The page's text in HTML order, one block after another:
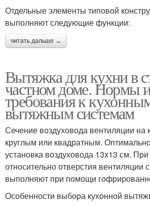
Отдельные элементы типовой
выполняют следующие функции:
читать дальше →
Вытяжка для кухни в
частном доме. Нормы
требования к
вытяжным системам
Сечение воздуховода вентиляции на
круглым или квадратным.
установка воздуховода 13х13 см.
относительно отверстия вентиляции
выполняют при помощи
Особенности выбора кухонной